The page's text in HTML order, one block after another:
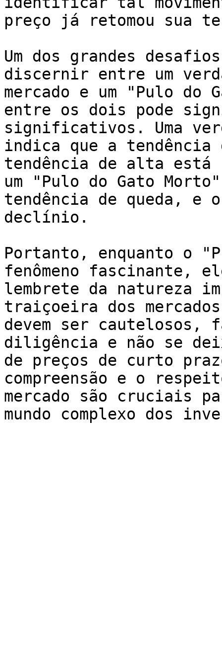
preço já retomou sua
Um dos grandes
discernir entre um
mercado e um "Pulo do
entre os dois pode
significativos. Uma
indica que a tendência
tendência de alta está
um "Pulo do Gato
tendência de queda, e
declínio.
Portanto, enquanto o
fenômeno fascinante,
lembrete da natureza
traiçoeira dos
devem ser cautelosos,
diligência e não se
de preços de curto
compreensão e o
mercado são cruciais